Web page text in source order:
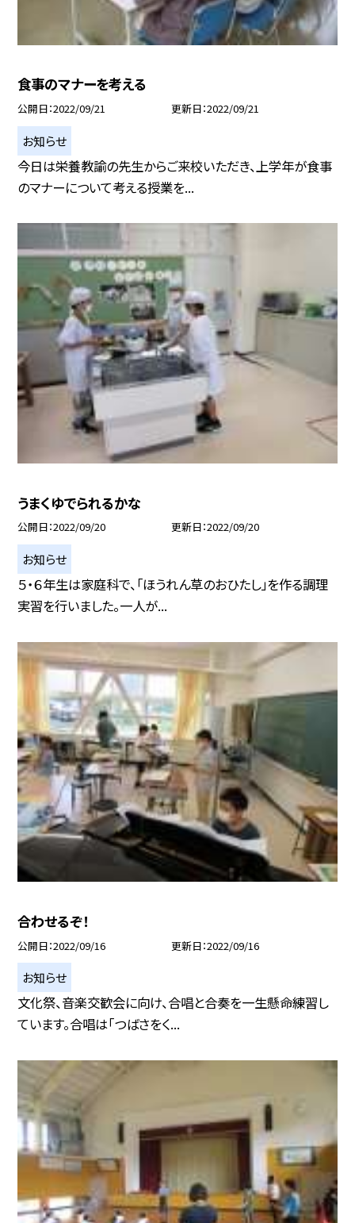
食事のマナーを考える
公開日 2022/09/21 更新日 2022/09/21
お知らせ
今日は栄養教諭の先生からご来校いただき、上学年が食事
のマナーについて考える授業を...
うまくゆでられるかな
公開日 2022/09/20 更新日 2022/09/20
お知らせ
５・６年生は家庭科で、「ほうれん草のおひたし」を作る調理
実習を行いました。一人が...
合わせるぞ！
公開日 2022/09/16 更新日 2022/09/16
お知らせ
文化祭、音楽交歓会に向け、合唱と合奏を一生懸命練習し
ています。合唱は「つばさをく...